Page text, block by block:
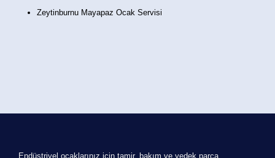
Zeytinburnu Mayapaz Ocak Servisi
Endüstriyel ocaklarınız için tamir, bakım ve yedek parça